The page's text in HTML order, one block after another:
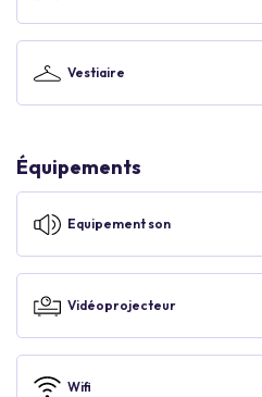
Vestiaire
Équipements
Equipement son
Vidéoprojecteur
Wifi